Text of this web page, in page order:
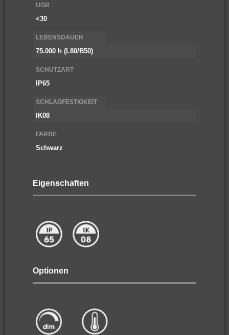
UGR
<30
LEBENSDAUER
75.000 h (L80/B50)
SCHUTZART
IP65
SCHLAGFESTIGKEIT
IK08
FARBE
Schwarz
Eigenschaften
Optionen